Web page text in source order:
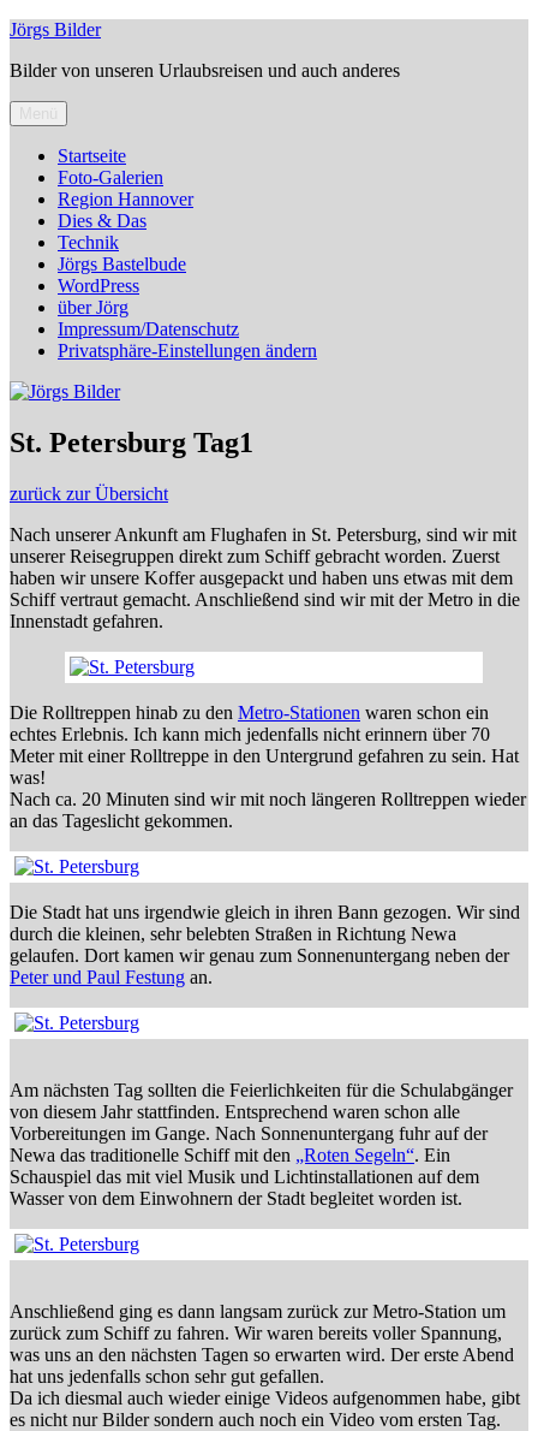
Zum
springen
Jörgs Bilder
Bilder von unseren Urlaubsreisen und auch anderes
Startseite
Foto-Galerien
Region Hannover
Dies & Das
Technik
Jörgs Bastelbude
WordPress
über Jörg
Impressum/Datenschutz
Privatsphäre-Einstellungen ändern
St. Petersburg Tag1
zurück zur Übersicht
Nach unserer Ankunft am Flughafen in St. Petersburg, sind wir mit
unserer Reisegruppen direkt zum Schiff gebracht worden. Zuerst
haben wir unsere Koffer ausgepackt und haben uns etwas mit dem
Schiff vertraut gemacht. Anschließend sind wir mit der Metro in die
Innenstadt gefahren.
Die Rolltreppen hinab zu den Metro-Stationen waren schon ein
echtes Erlebnis. Ich kann mich jedenfalls nicht erinnern über 70
Meter mit einer Rolltreppe in den Untergrund gefahren zu sein. Hat
was!
Nach ca. 20 Minuten sind wir mit noch längeren Rolltreppen wieder
an das Tageslicht gekommen.
Die Stadt hat uns irgendwie gleich in ihren Bann gezogen. Wir sind
durch die kleinen, sehr belebten Straßen in Richtung Newa
gelaufen. Dort kamen wir genau zum Sonnenuntergang neben der
Peter und Paul Festung an.
Am nächsten Tag sollten die Feierlichkeiten für die Schulabgänger
von diesem Jahr stattfinden. Entsprechend waren schon alle
Vorbereitungen im Gange. Nach Sonnenuntergang fuhr auf der
Newa das traditionelle Schiff mit den „Roten Segeln“. Ein
Schauspiel das mit viel Musik und Lichtinstallationen auf dem
Wasser von dem Einwohnern der Stadt begleitet worden ist.
Anschließend ging es dann langsam zurück zur Metro-Station um
zurück zum Schiff zu fahren. Wir waren bereits voller Spannung,
was uns an den nächsten Tagen so erwarten wird. Der erste Abend
hat uns jedenfalls schon sehr gut gefallen.
Da ich diesmal auch wieder einige Videos aufgenommen habe, gibt
es nicht nur Bilder sondern auch noch ein Video vom ersten Tag.